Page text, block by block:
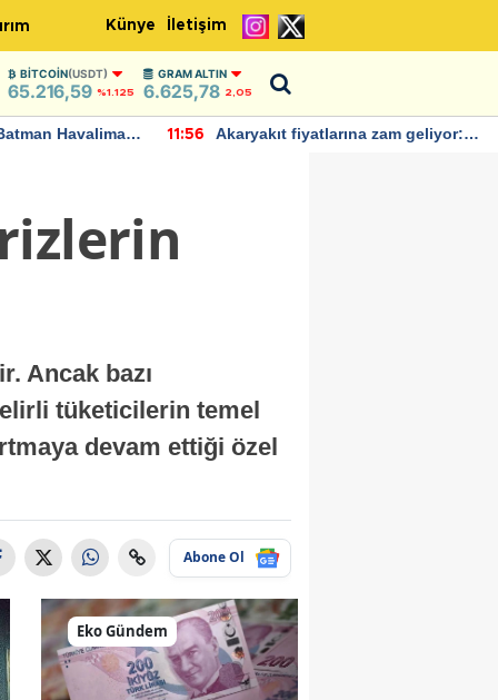
Künye İletişim
BITCOIN(USDT)
65.216,59 %1.125
GRAM ALTIN
6.625,78 2,05
Havalimanı
11:56
Akaryakıt fiyatlarına zam geliyor:
Ancak bazı
tüketicilerin temel
devam ettiği özel
Abone Ol
Eko Gündem